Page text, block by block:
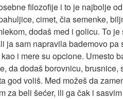
filozofije i to je najbolje
cimet, čia semenke,
dodaš med i golicu. To
ja sam napravila bademovo pa
i mere su opcione. Umesto
da dodaš borovnicu, brusnice,
god voliš. Med možeš da
za beli šećer, ili ga čak i